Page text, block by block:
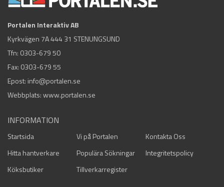
Portalen Interaktiv AB
Kyrkvägen 7A 444 31 STENUNGSUND
Tfn: 0303-679 50
Fax: 0303-679 55
Epost: info@portalen.se
Webbplats: www.portalen.se
INFORMATION
Startsida Vi på Portalen
Kontakta Oss
Hitta hantverkare
Populära Sökningar
Integritetspolicy
Köksbutiker
Tillverkarregister